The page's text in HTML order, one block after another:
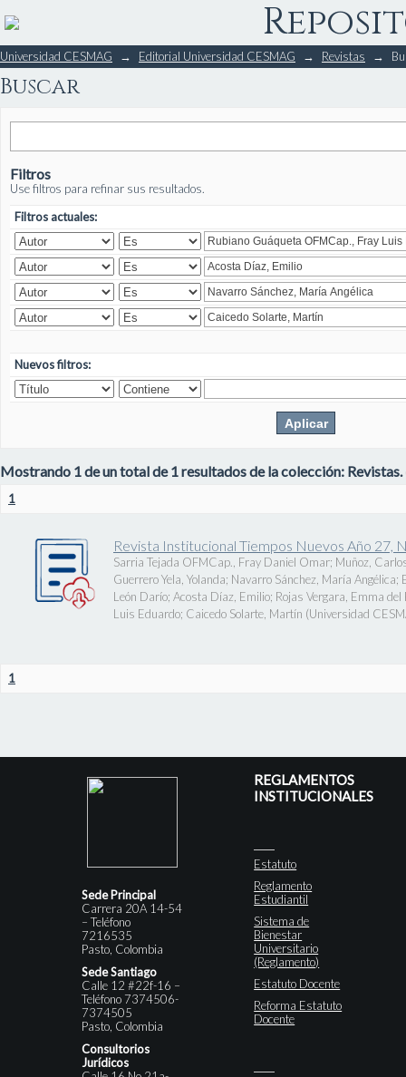
Buscar
Universidad CESMAG → Editorial Universidad CESMAG → Revistas →
Buscar
Filtros
Use filtros para refinar sus resultados.
Filtros actuales:
Nuevos filtros:
Mostrando 1 de un total de 1 resultados de la colección: Revistas.
1
Revista Institucional Tiempos Nuevos Año 27,
Sarria Tejada OFMCap., Fray Daniel Omar; Muñoz,
Guerrero Yela, Yolanda; Navarro Sánchez, María Angélica;
León Darío; Acosta Díaz, Emilio; Rojas Vergara, Emma del
Luis Eduardo; Caicedo Solarte, Martín (Universidad
1
Sede Principal
Carrera 20A 14-54
– Teléfono
7216535
Pasto, Colombia
Sede Santiago
Calle 12 #22f-16 –
Teléfono 7374506-
7374505
Pasto, Colombia
Consultorios
Jurídicos
REGLAMENTOS
INSTITUCIONALES
Estatuto
Reglamento
Estudiantil
Sistema de
Bienestar
Universitario
(Reglamento)
Estatuto Docente
Reforma Estatuto
Docente